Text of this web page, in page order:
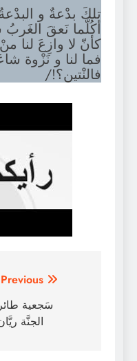
تلكَ بدْعةٌ و
أكُلّما نَعقَ
كأنّ لا وازِعَ لنا
فما لنا و نَزْوة
فالنْتين؟!/
تصفّح
المقالات
Previous:
سَجعية طائر
الجنَّة